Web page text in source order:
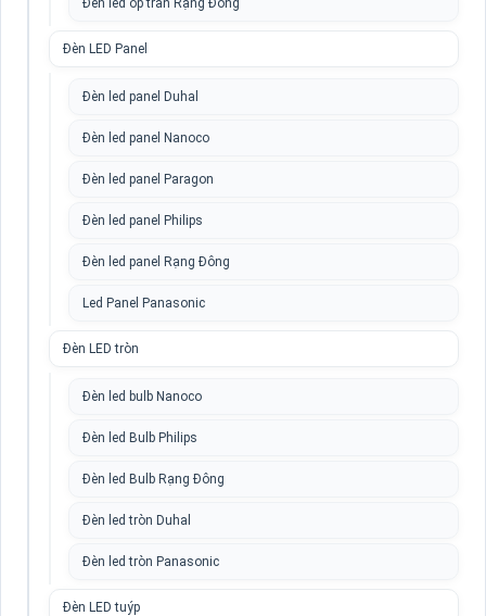
Đèn led ốp trần Rạng Đông
Đèn LED Panel
Đèn led panel Duhal
Đèn led panel Nanoco
Đèn led panel Paragon
Đèn led panel Philips
Đèn led panel Rạng Đông
Led Panel Panasonic
Đèn LED tròn
Đèn led bulb Nanoco
Đèn led Bulb Philips
Đèn led Bulb Rạng Đông
Đèn led tròn Duhal
Đèn led tròn Panasonic
Đèn LED tuýp